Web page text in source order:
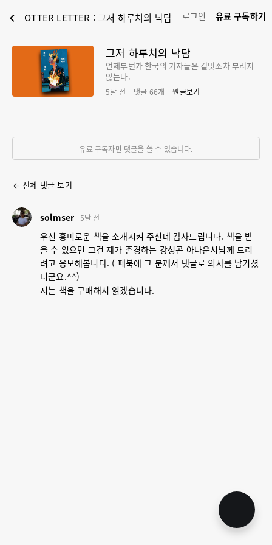
chevron_left OTTER LETTER : 그저 하루치의 낙담 로그인 유료 구독하기
그저 하루치의 낙담
언제부턴가 한국의 기자들은 겉멋조차 부리지
않는다.
5달 전 댓글 66개 원글보기
유료 구독자만 댓글을 쓸 수 있습니다.
arrow_back 전체 댓글 보기
s solmser 5달 전
우선 흥미로운 책을 소개시켜 주신데 감사드립니다. 책을 받
을 수 있으면 그건 제가 존경하는 강성곤 아나운서님께 드리
려고 응모해봅니다. ( 페북에 그 분께서 댓글로 의사를 남기셨
더군요.^^)
저는 책을 구매해서 읽겠습니다.